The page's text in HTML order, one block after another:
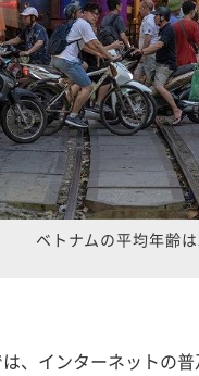
ベトナムの平均年齢
、インターネットの